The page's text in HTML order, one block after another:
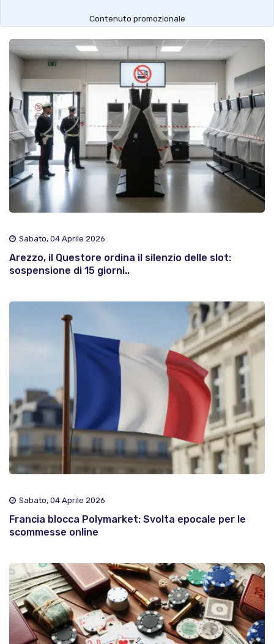
Contenuto promozionale
Sabato, 04 Aprile 2026
Arezzo, il Questore ordina il silenzio delle slot:
sospensione di 15 giorni..
Sabato, 04 Aprile 2026
Francia blocca Polymarket: Svolta epocale per le
scommesse online